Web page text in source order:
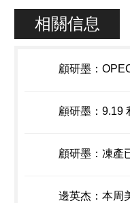
相關信息
顧研墨：
振油價？9. 19
布局
顧研墨：9.19
油市場的再平
態形成
顧研墨：凍產
勢又該如何？
邊英杰：本周